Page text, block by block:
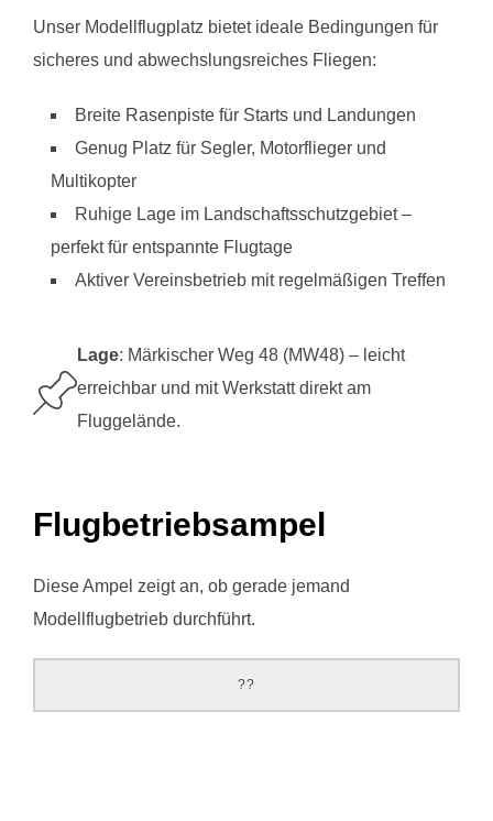
Unser Modellflugplatz bietet ideale Bedingungen für
sicheres und abwechslungsreiches Fliegen:
Breite Rasenpiste für Starts und Landungen
Genug Platz für Segler, Motorflieger und
Multikopter
Ruhige Lage im Landschaftsschutzgebiet –
perfekt für entspannte Flugtage
Aktiver Vereinsbetrieb mit regelmäßigen Treffen
Lage: Märkischer Weg 48 (MW48) – leicht
erreichbar und mit Werkstatt direkt am
Fluggelände.
Flugbetriebsampel
Diese Ampel zeigt an, ob gerade jemand
Modellflugbetrieb durchführt.
??